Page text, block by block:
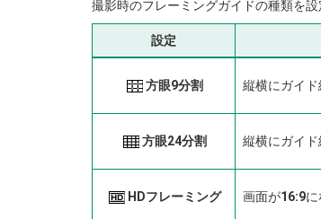
撮影時のフレーミングガイドの種類を設
設定
方眼9分割 縦横にガイ
方眼24分割 縦横にガイ
HDフレーミング 画面が16:9